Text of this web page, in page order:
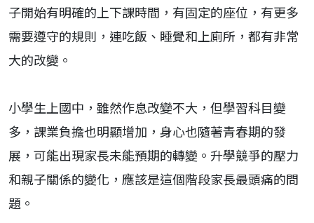
子開始有明確的上下課時間，有固定的座位，有更多
需要遵守的規則，連吃飯、睡覺和上廁所，都有非常
大的改變。
小學生上國中，雖然作息改變不大，但學習科目變
多，課業負擔也明顯增加，身心也隨著青春期的發
展，可能出現家長未能預期的轉變。升學競爭的壓力
和親子關係的變化，應該是這個階段家長最頭痛的問
題。